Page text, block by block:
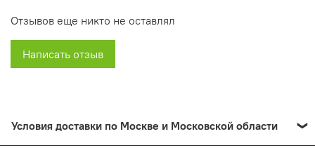
Отзывов еще никто не оставлял
Написать отзыв
Условия доставки по Москве и Московской области